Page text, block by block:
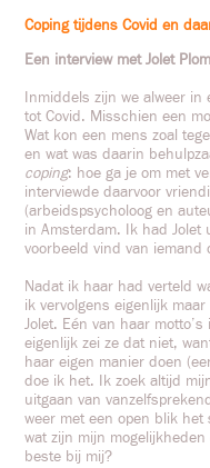
Coping tijdens Covid en
Een interview met Jolet
Inmiddels zijn we alweer
tot Covid. Misschien een
Wat kon een mens zoal
en wat was daarin
coping: hoe ga je om met
interviewde daarvoor
(arbeidspsycholoog en
in Amsterdam. Ik had Jolet
voorbeeld vind van iemand
Nadat ik haar had verteld
ik vervolgens eigenlijk
Jolet. Eén van haar
eigenlijk zei ze dat niet,
haar eigen manier doen
doe ik het. Ik zoek altijd
uitgaan van
weer met een open blik het
wat zijn mijn
beste bij mij?